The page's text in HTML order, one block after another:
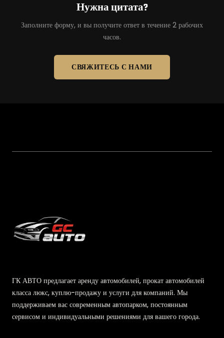
Нужна цитата?
Заполните форму, и вы получите ответ в течение 2 рабочих
часов.
СВЯЖИТЕСЬ С НАМИ
ГК АВТО предлагает аренду автомобилей, прокат автомобилей
класса люкс, куплю-продажу и услуги для компаний. Мы
поддерживаем вас современным автопарком, постоянным
сервисом и индивидуальными решениями для вашего города.